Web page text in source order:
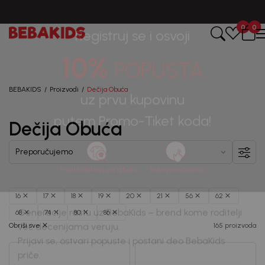
0
0
BEBAKIDS Proizvodi Dečija Obuća
Dečija Obuća
16 17 18 19 20 21 56
62
68
74 80
86
165 proizvoda
Obriši sve
10%POPUSTA
uz prvu kupovinu
putem Promo-Tiket koda!
Generacije rastu uz BebaKids – brend kome roditelji
već decenijama veruju.